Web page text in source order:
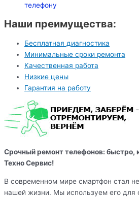
телефону
Наши преимущества:
Бесплатная диагностика
Минимальные сроки ремонта
Качественная работа
Низкие цены
Гарантия на работу
Срочный ремонт телефонов: быстро,
Техно Сервис!
В современном мире смартфон стал
нашей жизни. Мы используем его для